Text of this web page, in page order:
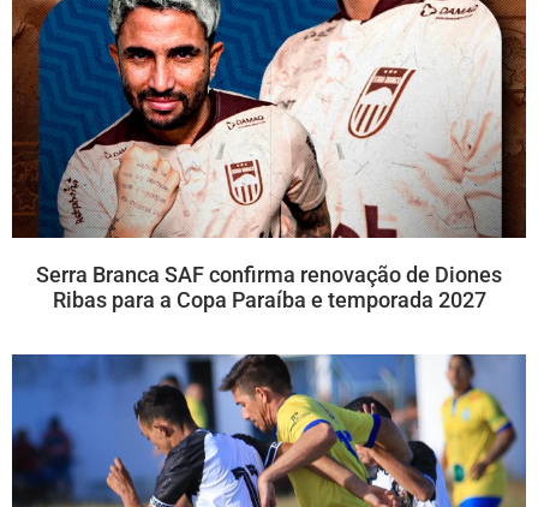
Serra Branca SAF confirma renovação de Diones
Ribas para a Copa Paraíba e temporada 2027